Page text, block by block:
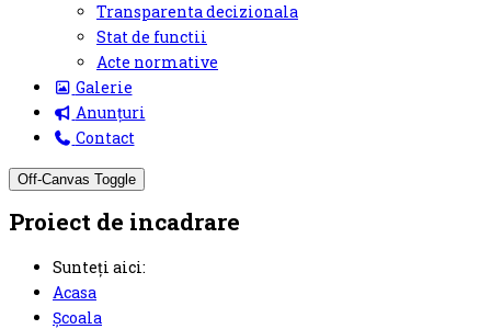
Transparenta decizionala
Stat de functii
Acte normative
Galerie
Anunțuri
Contact
Off-Canvas Toggle
Proiect de incadrare
Sunteți aici:
Acasa
Școala